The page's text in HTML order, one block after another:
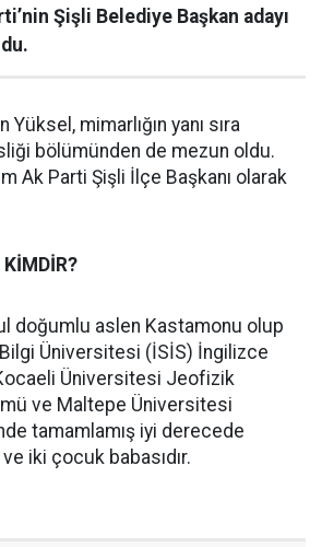
Şişli Belediye Başkan adayı
Yüksel, mimarlığın yanı sıra
bölümünden de mezun oldu.
Ak Parti Şişli İlçe Başkanı olarak
KİMDİR?
doğumlu aslen Kastamonu olup
Üniversitesi (İSİS) İngilizce
Üniversitesi Jeofizik
ve Maltepe Üniversitesi
tamamlamış iyi derecede
iki çocuk babasıdır.